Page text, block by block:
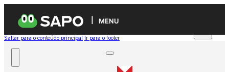
MENU
Saltar para o conteúdo principal Ir para o footer